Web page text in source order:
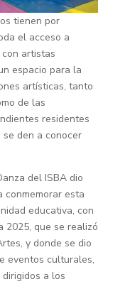
tienen por
el acceso a
artistas
espacio para la
artísticas, tanto
de las
residentes
den a conocer
del ISBA dio
conmemorar esta
educativa, con
2025, que se realizó
y donde se dio
eventos culturales,
a los